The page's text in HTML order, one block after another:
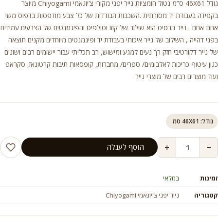
גודל 46X61 ס”מ נטול חומציות נייר יפני מקורי צ’יוגאמי Chiyogami מיוצר
בקפידה בעבודת יד מסורתית .השכבות הבודדות של כל צבע מודפסות בדפוס משי
אחת אחת . נייר הבסיס הוא שילוב של קוזו וסולפיט והפיגמנטים של הצבעים עמידים
בפני דהייה , השילוב של נייר איכותי בעבודת יד ופיגמנטים מיוחדים מקנים תוצאה
של נייר דקורטיבי חזק רך נעים למגע ומישוש, רב תכליתי עבור יישומים רבים ושונים
כגון עיטוף כריכות לאלבומים/ ספרים/ מחברות, קופסאות תיבות קרטונאז, סקראפ
ועוד מוצרים רבים של מוצרי נייר
גודל: 46X61 סמ
−
+ הוסף לעגלה
זמינות
במלאי
קטגוריה
נייר יפני צ'יוגאמי Chiyogami